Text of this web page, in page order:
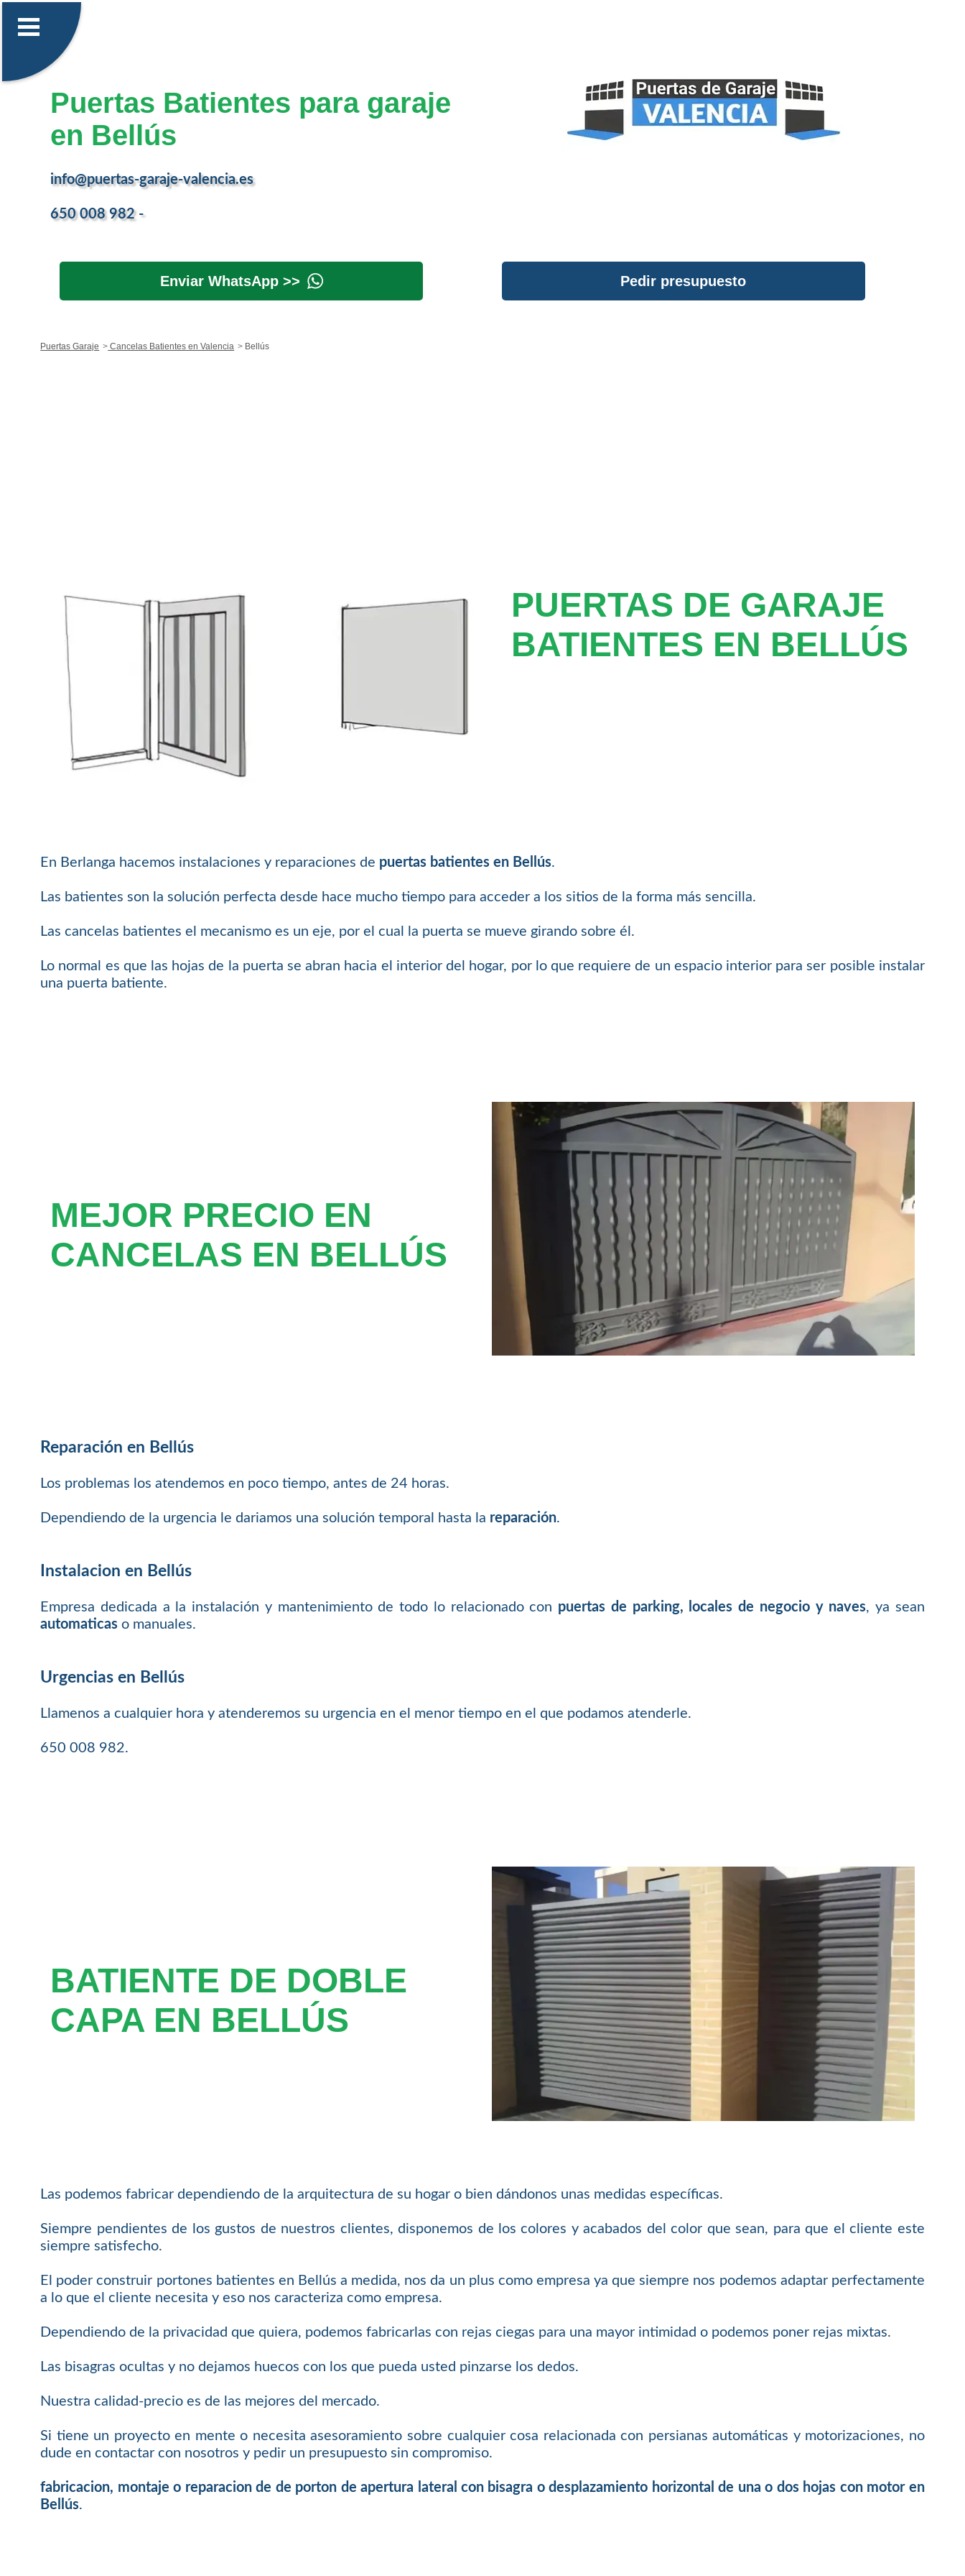
Puertas Batientes para garaje
en Bellús
info@puertas-garaje-valencia.es
650 008 982 -
Enviar WhatsApp >> Pedir presupuesto
Puertas Garaje Cancelas Batientes en Valencia Bellús
PUERTAS DE GARAJE
BATIENTES EN BELLÚS
En Berlanga hacemos instalaciones y reparaciones de puertas batientes en Bellús.
Las batientes son la solución perfecta desde hace mucho tiempo para acceder a los sitios de la forma más sencilla.
Las cancelas batientes el mecanismo es un eje, por el cual la puerta se mueve girando sobre él.
Lo normal es que las hojas de la puerta se abran hacia el interior del hogar, por lo que requiere de un espacio interior para ser posible instalar
una puerta batiente.
MEJOR PRECIO EN
CANCELAS EN BELLÚS
Reparación en Bellús
Los problemas los atendemos en poco tiempo, antes de 24 horas.
Dependiendo de la urgencia le dariamos una solución temporal hasta la reparación.
Instalacion en Bellús
Empresa dedicada a la instalación y mantenimiento de todo lo relacionado con puertas de parking, locales de negocio y naves, ya sean
automaticas o manuales.
Urgencias en Bellús
Llamenos a cualquier hora y atenderemos su urgencia en el menor tiempo en el que podamos atenderle.
650 008 982.
BATIENTE DE DOBLE
CAPA EN BELLÚS
Las podemos fabricar dependiendo de la arquitectura de su hogar o bien dándonos unas medidas específicas.
Siempre pendientes de los gustos de nuestros clientes, disponemos de los colores y acabados del color que sean, para que el cliente este
siempre satisfecho.
El poder construir portones batientes en Bellús a medida, nos da un plus como empresa ya que siempre nos podemos adaptar perfectamente
a lo que el cliente necesita y eso nos caracteriza como empresa.
Dependiendo de la privacidad que quiera, podemos fabricarlas con rejas ciegas para una mayor intimidad o podemos poner rejas mixtas.
Las bisagras ocultas y no dejamos huecos con los que pueda usted pinzarse los dedos.
Nuestra calidad-precio es de las mejores del mercado.
Si tiene un proyecto en mente o necesita asesoramiento sobre cualquier cosa relacionada con persianas automáticas y motorizaciones, no
dude en contactar con nosotros y pedir un presupuesto sin compromiso.
fabricacion, montaje o reparacion de de porton de apertura lateral con bisagra o desplazamiento horizontal de una o dos hojas con motor en
Bellús.